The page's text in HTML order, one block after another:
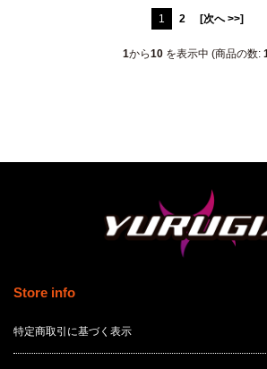
1 2 [次へ >>]
1から10を表示中 (商品の数:
Store info
特定商取引に基づく表示